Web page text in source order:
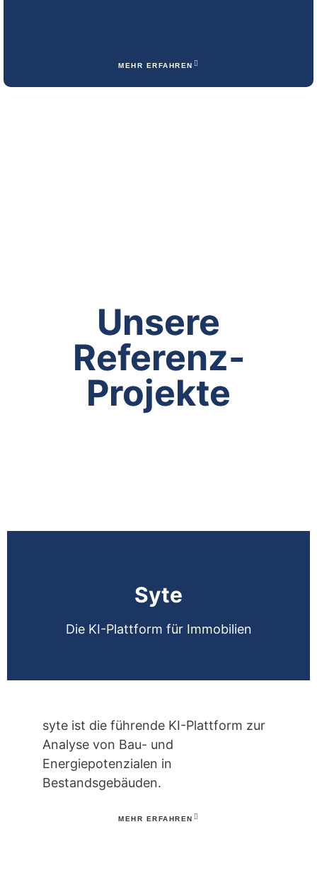
MEHR ERFAHREN
Unsere
Referenz-
Projekte
syte ist die führende KI-Plattform zur
Analyse von Bau- und
Energiepotenzialen in
Bestandsgebäuden.
MEHR ERFAHREN
Syte
Die KI-Plattform für Immobilien